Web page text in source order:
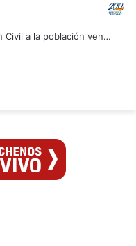
Gobierno venezolano avanza en los trabajos de recuperación y construcción del terminal temporal en Maiquetía